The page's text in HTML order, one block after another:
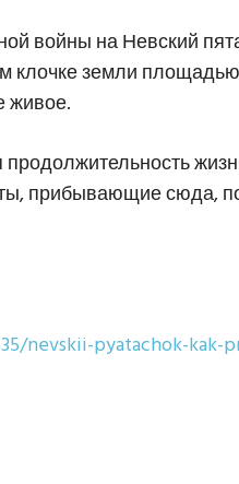
войны на Невский
клочке земли
живое.
продолжительность
прибывающие сюда,
nevskii-pyatachok-kak-